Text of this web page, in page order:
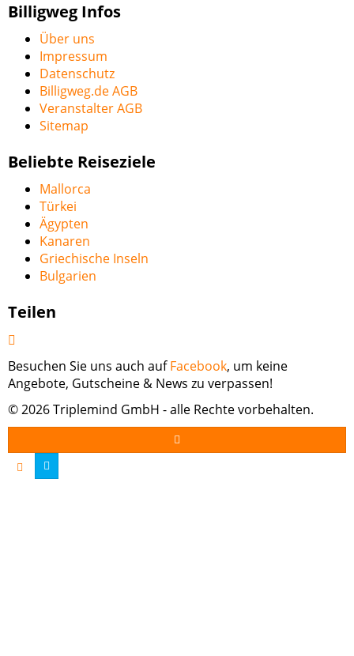
Billigweg Infos
Über uns
Impressum
Datenschutz
Billigweg.de AGB
Veranstalter AGB
Sitemap
Beliebte Reiseziele
Mallorca
Türkei
Ägypten
Kanaren
Griechische Inseln
Bulgarien
Teilen
Besuchen Sie uns auch aufFacebook, um keine
Angebote, Gutscheine & News zu verpassen!
© 2026 Triplemind GmbH - alle Rechte vorbehalten.